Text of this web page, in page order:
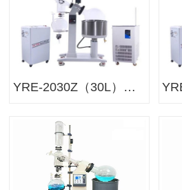
YRE-2030Z（30L）防爆旋转蒸发仪